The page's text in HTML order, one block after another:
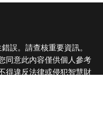
誤。請查核重要資訊。
同意此內容僅供個人參考
得違反法律或侵犯智慧財